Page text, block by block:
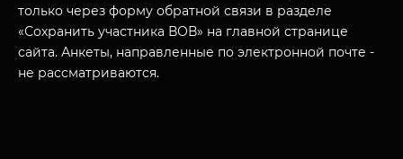
О НАС
только через форму обратной связи в разделе
«Сохранить участника ВОВ» на главной странице
сайта. Анкеты, направленные по электронной почте -
не рассматриваются.